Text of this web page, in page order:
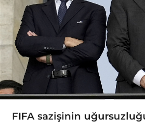
FIFA sazişinin